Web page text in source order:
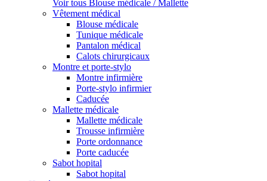
Voir tous Blouse médicale / Mallette
Vêtement médical
Blouse médicale
Tunique médicale
Pantalon médical
Calots chirurgicaux
Montre et porte-stylo
Montre infirmière
Porte-stylo infirmier
Caducée
Mallette médicale
Mallette médicale
Trousse infirmière
Porte ordonnance
Porte caducée
Sabot hopital
Sabot hopital